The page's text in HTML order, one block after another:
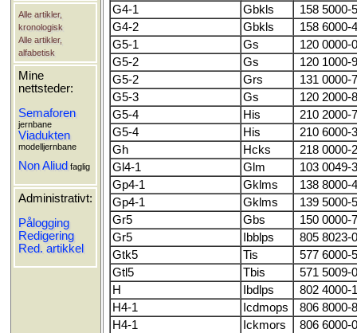
Alle artikler,
kronologisk
Alle artikler,
alfabetisk
Mine
nettsteder:
Semaforen
jernbane
Viadukten
modelljernbane
Non Aliud faglig
Administrativt:
Pålogging
Redigering
Red. artikkel
G4-1
Gbkls
158 5000-5
G4-2
Gbkls
158 6000-4
G5-1
Gs
120 0000-0
G5-2
Gs
120 1000-9
G5-2
Grs
131 0000-7
G5-3
Gs
120 2000-8
G5-4
His
210 2000-7
G5-4
His
210 6000-3
Gh
Hcks
218 0000-2
Gl4-1
Glm
103 0049-3
Gp4-1
Gklms
138 8000-4
Gp4-1
Gklms
139 5000-5
Gr5
Gbs
150 0000-7
Gr5
Ibblps
805 8023-0
Gtk5
Tis
577 6000-5
Gtl5
Tbis
571 5009-0
H
Ibdlps
802 4000-1
H4-1
Icdmops
806 8000-8
H4-1
Ickmors
806 6000-0